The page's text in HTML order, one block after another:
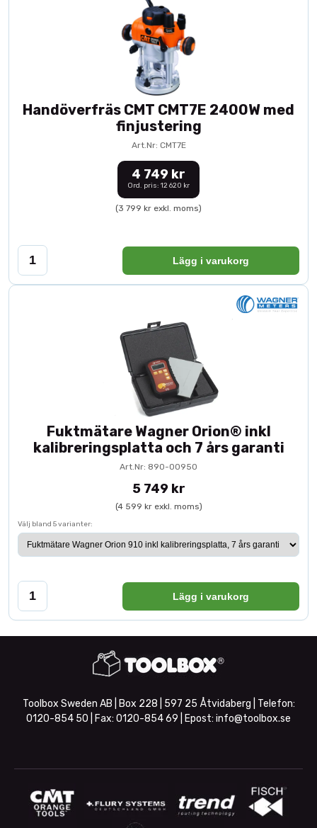
Handöverfräs CMT CMT7E 2400W med
finjustering
Art.Nr: CMT7E
4 749 kr
Ord. pris: 12 620 kr
(3 799 kr exkl. moms)
Lägg i varukorg
Fuktmätare Wagner Orion® inkl
kalibreringsplatta och 7 års garanti
Art.Nr: 890-00950
5 749 kr
(4 599 kr exkl. moms)
Välj bland 5 varianter:
Lägg i varukorg
Toolbox Sweden AB | Box 228 | 597 25 Åtvidaberg | Telefon:
0120-854 50 | Fax: 0120-854 69 | Epost: info@toolbox.se